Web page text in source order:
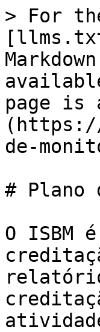
> For
page is
(https://
de-
# Plano
O ISBM